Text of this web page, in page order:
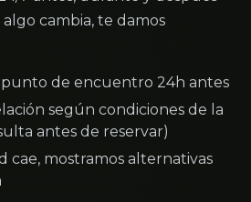
cambia, te damos
de encuentro 24h antes
según condiciones de la
antes de reservar)
cae, mostramos alternativas